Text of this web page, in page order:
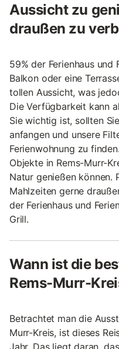
Aussicht zu
draußen zu
59% der Ferienhaus und
Balkon oder eine
tollen Aussicht, was
Die Verfügbarkeit kann
Sie wichtig ist, sollten
anfangen und unsere
Ferienwohnung zu
Objekte in Rems-Murr-
Natur genießen können.
Mahlzeiten gerne
der Ferienhaus und
Grill.
Wann ist die
Rems-Murr-
Betrachtet man die
Murr-Kreis, ist dieses
Jahr. Das liegt daran,